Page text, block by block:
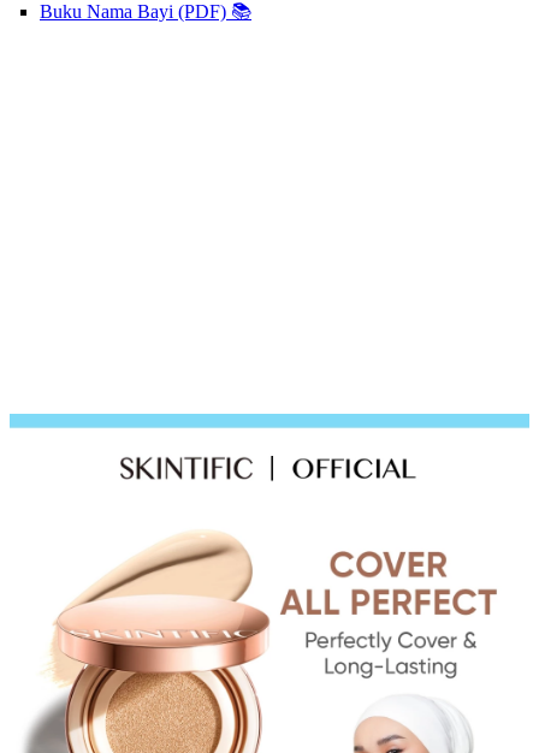
Buku Nama Bayi (PDF) 📚